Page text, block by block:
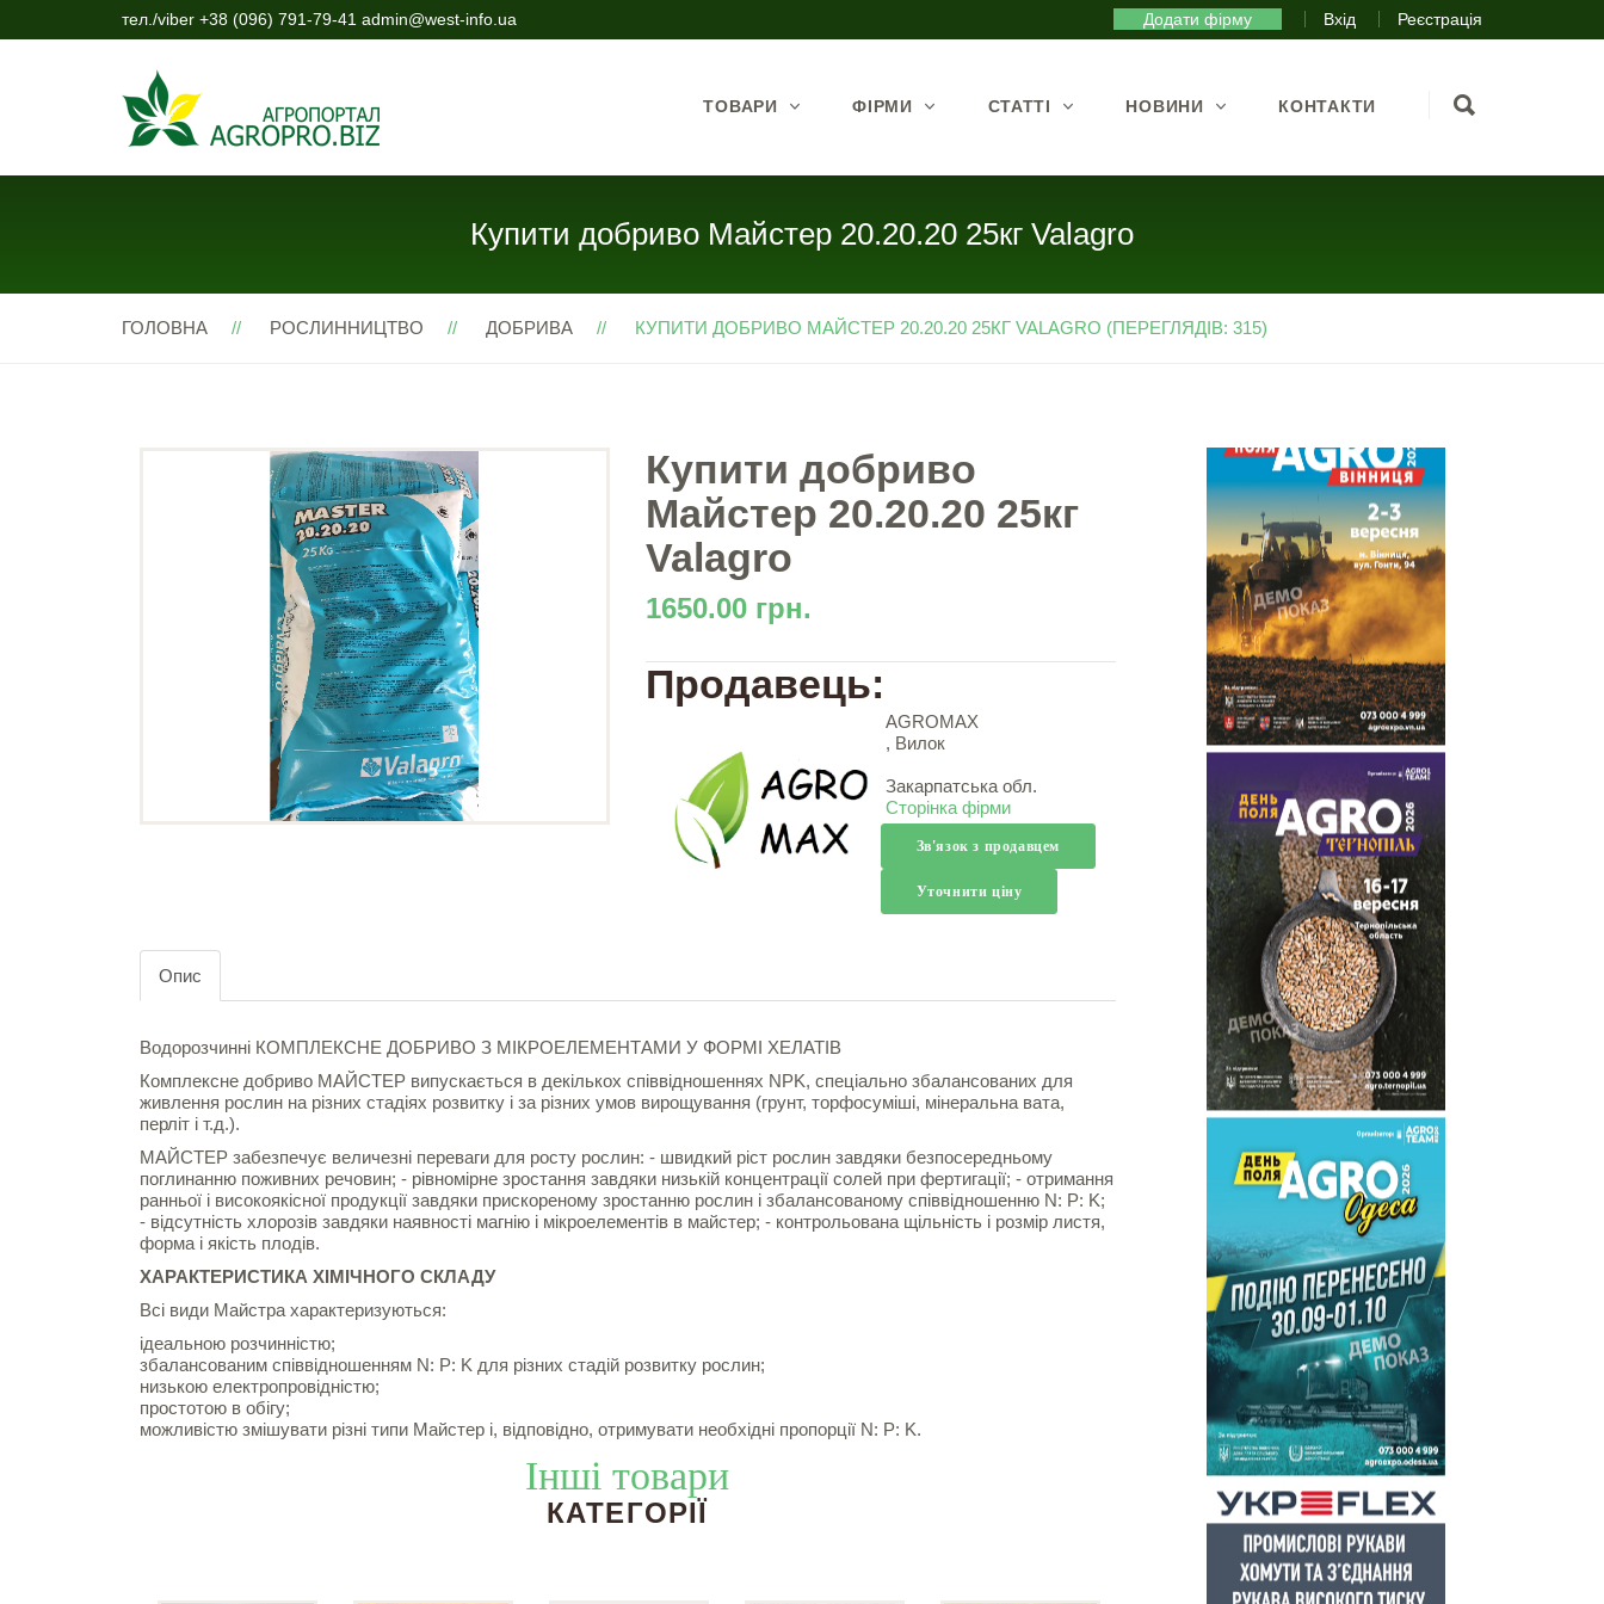
тел./viber +38 (096) 791-79-41 admin@west-info.ua Додати фірму Вхід Реєстрація
ТОВАРИ ФІРМИ СТАТТІ НОВИНИ КОНТАКТИ
Купити добриво Майстер 20.20.20 25кг Valagro
ГОЛОВНА РОСЛИННИЦТВО ДОБРИВА КУПИТИ ДОБРИВО МАЙСТЕР 20.20.20 25КГ VALAGRO (ПЕРЕГЛЯДІВ: 315)
Купити добриво
Майстер 20.20.20 25кг
Valagro
1650.00 грн.
Продавець:
AGROMAX
, Вилок
Закарпатська обл.
Сторінка фірми
Зв'язок з продавцем
Уточнити ціну
Опис
Водорозчинні КОМПЛЕКСНЕ ДОБРИВО З МІКРОЕЛЕМЕНТАМИ У ФОРМІ ХЕЛАТІВ
Комплексне добриво МАЙСТЕР випускається в декількох співвідношеннях NPK, спеціально збалансованих для
живлення рослин на різних стадіях розвитку і за різних умов вирощування (грунт, торфосуміші, мінеральна вата,
перліт і т.д.).
МАЙСТЕР забезпечує величезні переваги для росту рослин: - швидкий ріст рослин завдяки безпосередньому
поглинанню поживних речовин; - рівномірне зростання завдяки низькій концентрації солей при фертигації; - отримання
ранньої і високоякісної продукції завдяки прискореному зростанню рослин і збалансованому співвідношенню N: P: K;
- відсутність хлорозів завдяки наявності магнію і мікроелементів в майстер; - контрольована щільність і розмір листя,
форма і якість плодів.
ХАРАКТЕРИСТИКА ХІМІЧНОГО СКЛАДУ
Всі види Майстра характеризуються:
ідеальною розчинністю;
збалансованим співвідношенням N: P: K для різних стадій розвитку рослин;
низькою електропровідністю;
простотою в обігу;
можливістю змішувати різні типи Майстер і, відповідно, отримувати необхідні пропорції N: P: K.
Інші товари
КАТЕГОРІЇ